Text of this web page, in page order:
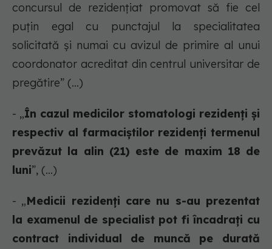
concursul de rezidențiat promovat să fie cel
puțin egal cu punctajul la specialitatea
solicitată și numai cu avizul de primire al unui
coordonator acreditat din centrul universitar de
pregătire” (...)
- „În cazul medicilor stomatologi rezidenți și
respectiv al farmaciștilor rezidenți termenul
prevăzut la alin (21) este de maxim 18 de
luni”, (...)
- „Medicii rezidenți care nu s-au prezentat
la examenul de specialist pot fi încadrați cu
contract individual de muncă pe durată